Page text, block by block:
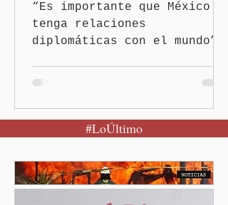
“Es importante que México
tenga relaciones
diplomáticas con el mundo”,
Sheinbaum Pardo anunció el
restablecimiento de las
entre los gobiernos de
México y Perú. “Es
#LoÚltimo